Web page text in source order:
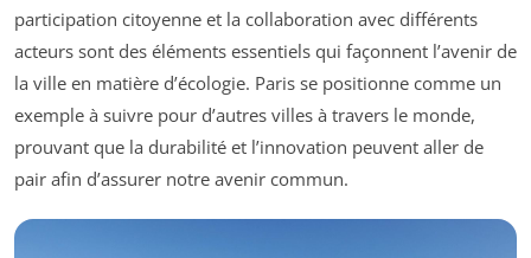
participation citoyenne et la collaboration avec différents
acteurs sont des éléments essentiels qui façonnent l’avenir de
la ville en matière d’écologie. Paris se positionne comme un
exemple à suivre pour d’autres villes à travers le monde,
prouvant que la durabilité et l’innovation peuvent aller de
pair afin d’assurer notre avenir commun.